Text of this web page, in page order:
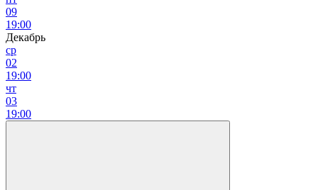
09
19:00
Декабрь
ср
02
19:00
чт
03
19:00